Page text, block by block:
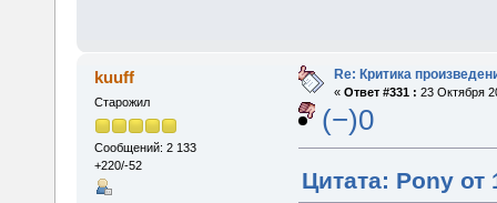
kuuff
Старожил
Сообщений: 2 133
+220/-52
Re: Критика
« Ответ #331 : 23 Октября
(−)0
Цитата: Pony от